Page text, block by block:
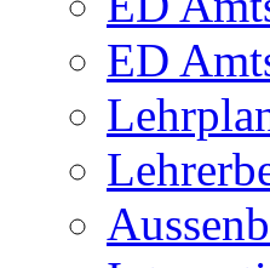
ED